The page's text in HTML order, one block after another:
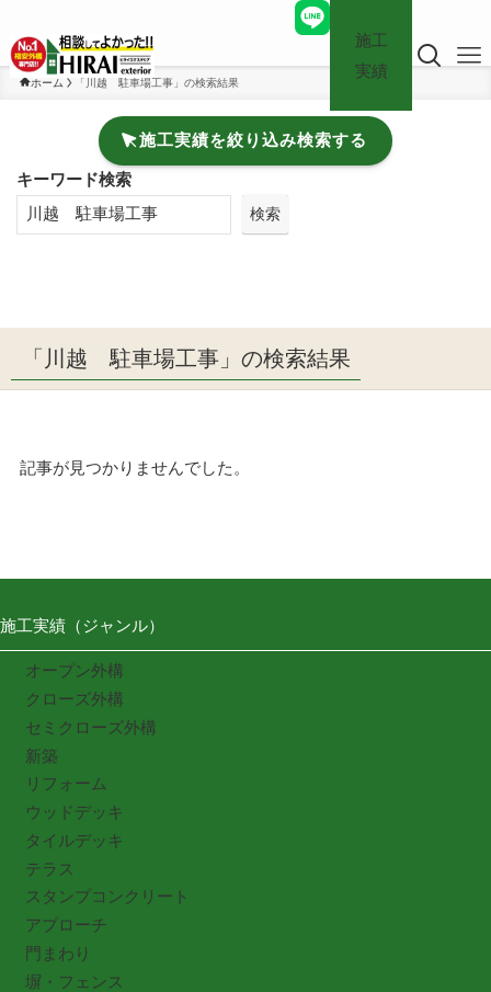
施工
実績
ホーム 「川越 駐車場工事」の検索結果
施工実績を絞り込み検索する
キーワード検索
検索
「川越 駐車場工事」の検索結果
記事が見つかりませんでした。
施工実績（ジャンル）
オープン外構
クローズ外構
セミクローズ外構
新築
リフォーム
ウッドデッキ
タイルデッキ
テラス
スタンプコンクリート
アプローチ
門まわり
塀・フェンス